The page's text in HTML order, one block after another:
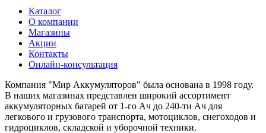
Каталог
О компании
Магазины
Акции
Контакты
Онлайн-консультация
Компания "Мир Аккумуляторов" была основана в 1998 году.
В наших магазинах представлен широкий ассортимент
аккумуляторных батарей от 1-го Ач до 240-ти Ач для
легкового и грузового транспорта, мотоциклов, снегоходов и
гидроциклов, складской и уборочной техники.